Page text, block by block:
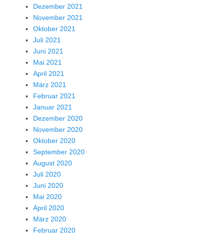
Dezember 2021
November 2021
Oktober 2021
Juli 2021
Juni 2021
Mai 2021
April 2021
März 2021
Februar 2021
Januar 2021
Dezember 2020
November 2020
Oktober 2020
September 2020
August 2020
Juli 2020
Juni 2020
Mai 2020
April 2020
März 2020
Februar 2020